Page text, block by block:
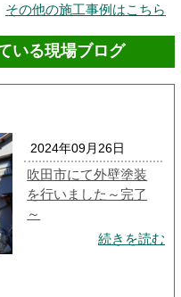
その他の施工事例はこちら
いる現場ブログ
2024年09月26日
吹田市にて外壁塗装
を行いました～完了
～
続きを読む